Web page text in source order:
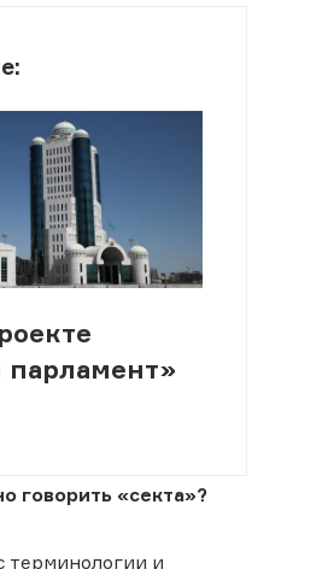
говорить «секта»?
терминологии и